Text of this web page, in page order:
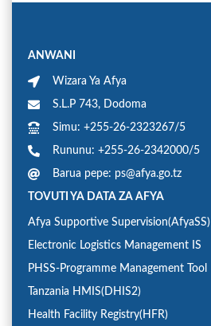
ANWANI
Wizara Ya Afya
S.L.P 743, Dodoma
Simu: +255-26-2323267/5
Rununu: +255-26-2342000/5
Barua pepe: ps@afya.go.tz
TOVUTI YA DATA ZA AFYA
Afya Supportive Supervision(AfyaSS)
Electronic Logistics Management IS
PHSS-Programme Management Tool
Tanzania HMIS(DHIS2)
Health Facility Registry(HFR)